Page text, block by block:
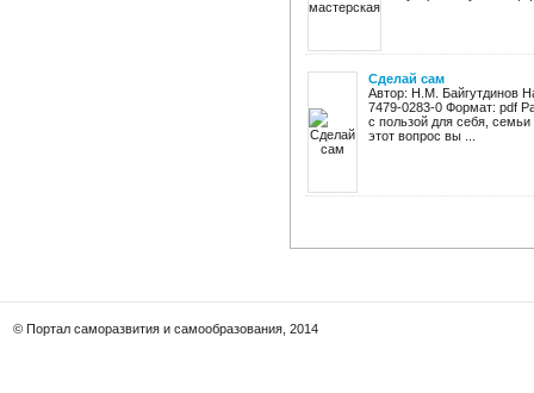
Сделай сам
Автор: Н.М. Байгутдинов
7479-0283-0 Формат: pdf
с пользой для себя,
этот вопрос вы ...
© Портал саморазвития и самообразования, 2014